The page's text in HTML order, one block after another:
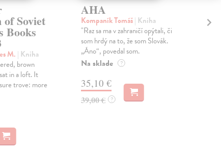
Soviet
Books
M. | Kniha
brown
in a loft. It
trove: more
AHA
Kompaník Tomáš| Kniha
"Raz sa ma v zahraničí opýtali, či
som hrdý na to, že som Slovák.
„Áno“, povedal som.
Na sklade ?
35,10 €
39,00 € ?